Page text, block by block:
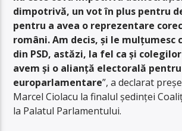
dimpotrivă, un vot în plus pentru
pentru a avea o reprezentare
români. Am decis, şi le mulţumesc
din PSD, astăzi, la fel ca şi
avem şi o alianţă electorală pentru
europarlamentare”, a declarat
Marcel Ciolacu la finalul şedinţei
la Palatul Parlamentului.